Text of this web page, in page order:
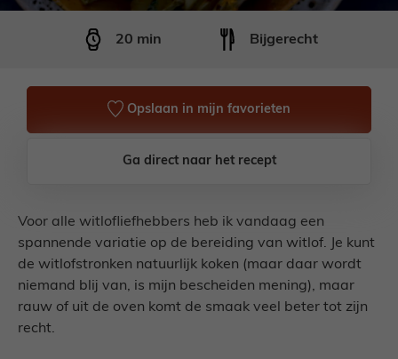
20minuten
min Bijgerecht
Opslaan in mijn favorieten
Ga direct naar het recept
Voor alle witlofliefhebbers heb ik vandaag een
spannende variatie op de bereiding van witlof. Je kunt
de witlofstronken natuurlijk koken (maar daar wordt
niemand blij van, is mijn bescheiden mening), maar
rauw of uit de oven komt de smaak veel beter tot zijn
recht.